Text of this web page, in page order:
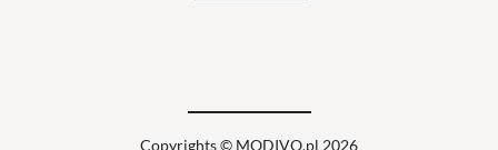
Copyrights © MODIVO.pl 2026